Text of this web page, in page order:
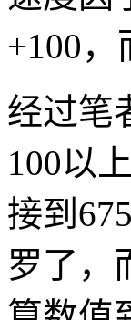
+100
经过笔
100以
接到
罗了，